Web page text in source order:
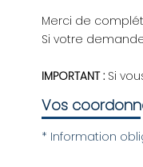
Merci de
Si votre
IMPORTANT : Si
Vos
* Information